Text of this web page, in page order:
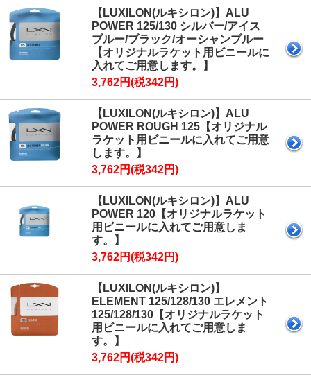
【LUXILON(ルキシロン)】ALU
POWER 125/130 シルバー/アイス
ブルー/ブラック/オーシャンブルー
【オリジナルラケット用ビニールに
入れてご用意します。】
3,762円(税342円)
【LUXILON(ルキシロン)】ALU
POWER ROUGH 125【オリジナル
ラケット用ビニールに入れてご用意
します。】
3,762円(税342円)
【LUXILON(ルキシロン)】ALU
POWER 120【オリジナルラケット
用ビニールに入れてご用意しま
す。】
3,762円(税342円)
【LUXILON(ルキシロン)】
ELEMENT 125/128/130 エレメント
125/128/130【オリジナルラケット
用ビニールに入れてご用意しま
す。】
3,762円(税342円)